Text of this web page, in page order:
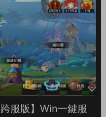
服版】Win一鍵服